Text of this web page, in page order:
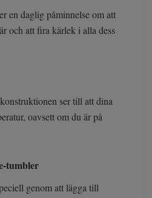
en daglig påminnelse om att
och att fira kärlek i alla dess
ser till att dina
oavsett om du är på
tumbler
genom att lägga till